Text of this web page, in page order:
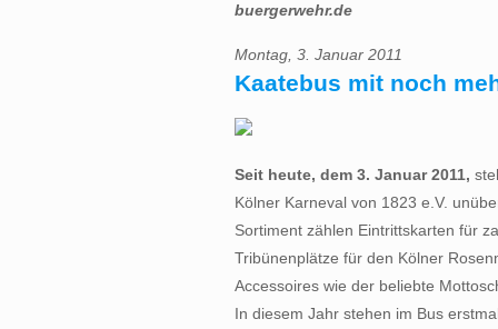
buergerwehr.de
Montag, 3. Januar 2011
Kaatebus mit noch
Seit heute, dem 3. Januar 2011,
Kölner Karneval von 1823 e.V.
Sortiment zählen Eintrittskarten für
Tribünenplätze für den Kölner
Accessoires wie der beliebte
In diesem Jahr stehen im Bus